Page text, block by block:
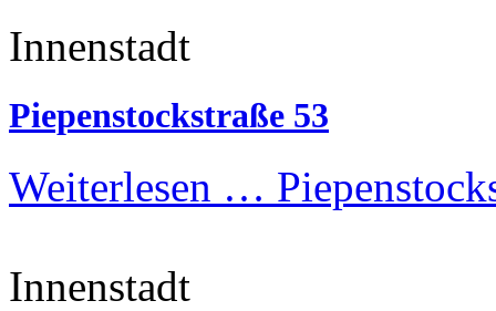
Innenstadt
Piepenstockstraße 53
Weiterlesen …
Innenstadt